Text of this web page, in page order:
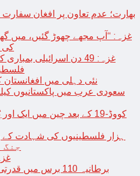
بھارت؛ عدم تعاون پر افغان
غزہ: “آپ مجھے چھوڑ گئیں، میں
کی
غزہ: 49 دن اسرائیلی
نئی دہلی میں
سعودی عرب میں پاکستانیوں
کووڈ-19 کے بعد چین میں
جنگ
برطانیہ 110 برس